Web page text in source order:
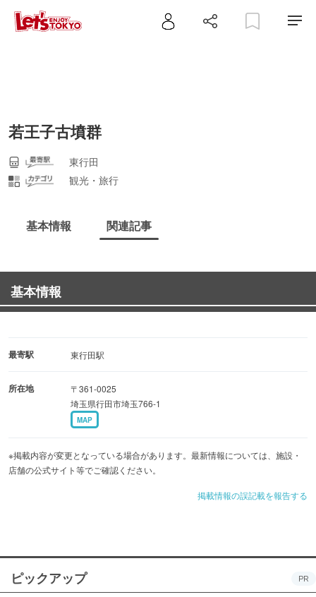
若王子古墳群
東行田
観光・旅行
基本情報 関連記事
基本情報
最寄駅 東行田駅
所在地
〒361-0025
埼玉県行田市埼玉766-1
MAP
※掲載内容が変更となっている場合があります。最新情報については、施設・
店舗の公式サイト等でご確認ください。
掲載情報の誤記載を報告する
ピックアップ PR